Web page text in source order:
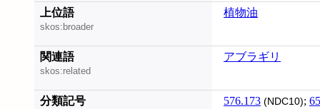
上位語
skos:broader
植物油
関連語
skos:related
アブラギリ
分類記号 576.173 (NDC10);